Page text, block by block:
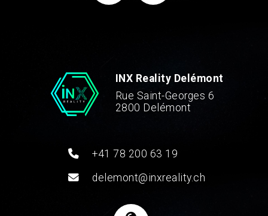
INX Reality Delémont
Rue Saint-Georges 6
2800 Delémont
+41 78 200 63 19
delemont@inxreality.ch